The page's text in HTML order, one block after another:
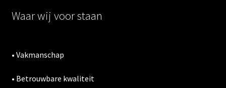
Waar wij voor staan
• Vakmanschap
• Betrouwbare kwaliteit